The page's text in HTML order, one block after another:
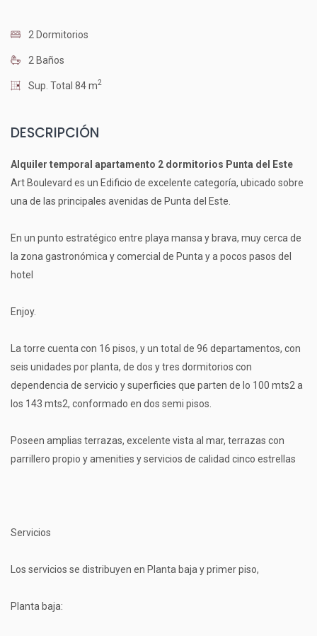
2 Dormitorios
2 Baños
Sup. Total 84 m2
DESCRIPCIÓN
Alquiler temporal apartamento 2 dormitorios Punta del Este
Art Boulevard es un Edificio de excelente categoría, ubicado sobre
una de las principales avenidas de Punta del Este.
En un punto estratégico entre playa mansa y brava, muy cerca de
la zona gastronómica y comercial de Punta y a pocos pasos del
hotel
Enjoy.
La torre cuenta con 16 pisos, y un total de 96 departamentos, con
seis unidades por planta, de dos y tres dormitorios con
dependencia de servicio y superficies que parten de lo 100 mts2 a
los 143 mts2, conformado en dos semi pisos.
Poseen amplias terrazas, excelente vista al mar, terrazas con
parrillero propio y amenities y servicios de calidad cinco estrellas
Servicios
Los servicios se distribuyen en Planta baja y primer piso,
Planta baja: